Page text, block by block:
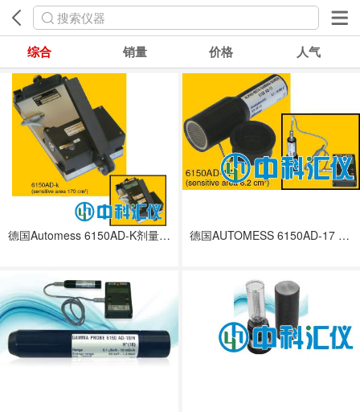
搜索仪器
综合 销量 价格 人气
德国Automess 6150AD-K剂量率仪 德国AUTOMESS 6150AD-17 α-β-γ探测探头